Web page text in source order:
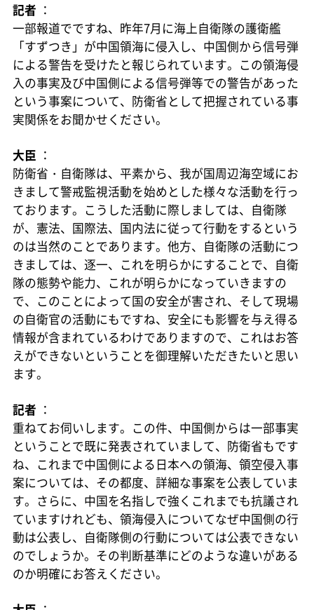
記者 ：
一部報道でですね、昨年7月に海上自衛隊の護衛艦
「すずつき」が中国領海に侵入し、中国側から信号弾
による警告を受けたと報じられています。この領海侵
入の事実及び中国側による信号弾等での警告があった
という事案について、防衛省として把握されている事
実関係をお聞かせください。
大臣 ：
防衛省・自衛隊は、平素から、我が国周辺海空域にお
きまして警戒監視活動を始めとした様々な活動を行っ
ております。こうした活動に際しましては、自衛隊
が、憲法、国際法、国内法に従って行動をするという
のは当然のことであります。他方、自衛隊の活動につ
きましては、逐一、これを明らかにすることで、自衛
隊の態勢や能力、これが明らかになっていきますの
で、このことによって国の安全が害され、そして現場
の自衛官の活動にもですね、安全にも影響を与え得る
情報が含まれているわけでありますので、これはお答
えができないということを御理解いただきたいと思い
ます。
記者 ：
重ねてお伺いします。この件、中国側からは一部事実
ということで既に発表されていまして、防衛省もです
ね、これまで中国側による日本への領海、領空侵入事
案については、その都度、詳細な事案を公表していま
す。さらに、中国を名指しで強くこれまでも抗議され
ていますけれども、領海侵入についてなぜ中国側の行
動は公表し、自衛隊側の行動については公表できない
のでしょうか。その判断基準にどのような違いがある
のか明確にお答えください。